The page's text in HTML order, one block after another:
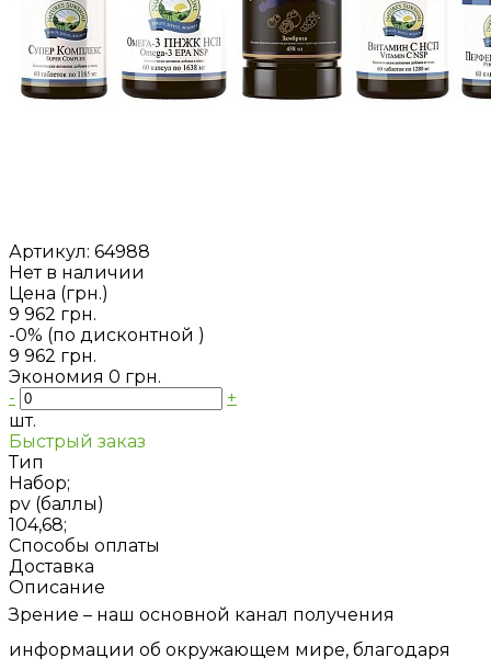
Артикул: 64988
Нет в наличии
Цена (грн.)
9 962 грн.
-0% (по дисконтной )
9 962 грн.
Экономия 0 грн.
-
+
шт.
Быстрый заказ
Тип
Набор;
pv (баллы)
104,68;
Способы оплаты
Доставка
Описание
Зрение – наш основной канал получения
информации об окружающем мире, благодаря